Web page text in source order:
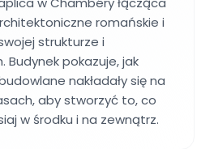
romańskie i
strukturze i
Budynek pokazuje, jak
nakładały się na
aby stworzyć to, co
w środku i na zewnątrz.